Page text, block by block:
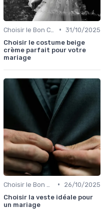
• 31/10/2025
Choisir le costume beige
crème parfait pour votre
mariage
•
26/10/2025
Choisir la veste idéale pour
un mariage